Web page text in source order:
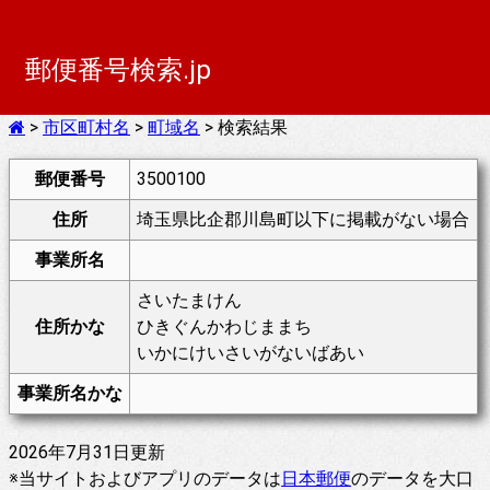
郵便番号検索.jp
> 市区町村名 > 町域名 > 検索結果
郵便番号
3500100
住所
埼玉県比企郡川島町以下に掲載がない場合
事業所名
住所かな
さいたまけん
ひきぐんかわじままち
いかにけいさいがないばあい
事業所名かな
2026年7月31日更新
※当サイトおよびアプリのデータは日本郵便のデータを大口